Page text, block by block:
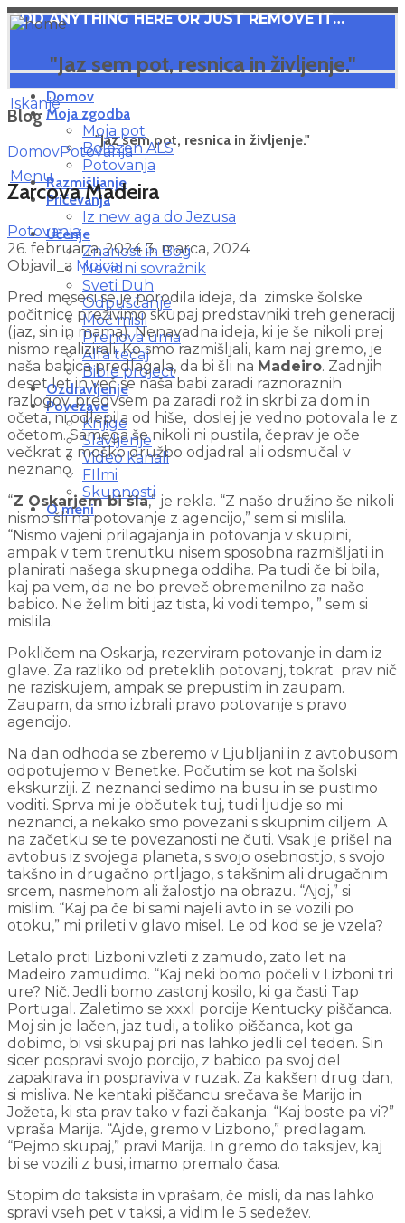
ADD ANYTHING HERE OR JUST REMOVE IT…
"Jaz sem pot, resnica in življenje."
Iskanje
"Jaz sem pot, resnica in življenje."
Menu
Domov
Moja zgodba
Moja pot
Bolezen ALS
Potovanja
Razmišljanje
Pričevanja
Iz new aga do Jezusa
Učenje
Znanost in Bog
Nevidni sovražnik
Sveti Duh
Odpuščanje
Moč misli
Prenova uma
Alfa tečaj
Bible project
Ozdravljenje
Povezave
Knjige
Slavljenje
Video kanali
FIlmi
Skupnosti
O meni
Blog
DomovPotovanja
Zarcova Madeira
Potovanja
26. februarja, 20243. marca, 2024
Objavil_a Mojca
Pred meseci se je porodila ideja, da zimske šolske
počitnice preživimo skupaj predstavniki treh generacij
(jaz, sin in mama). Nenavadna ideja, ki je še nikoli prej
nismo realizirali. Ko smo razmišljali, kam naj gremo, je
naša babica predlagala, da bi šli na Madeiro. Zadnjih
deset let in več se naša babi zaradi raznoraznih
razlogov, predvsem pa zaradi rož in skrbi za dom in
očeta, ni odlepila od hiše, doslej je vedno potovala le z
očetom. Samega še nikoli ni pustila, čeprav je oče
večkrat z moško družbo odjadral ali odsmučal v
neznano.
“Z Oskarjem bi šla,” je rekla. “Z našo družino še nikoli
nismo šli na potovanje z agencijo,” sem si mislila.
“Nismo vajeni prilagajanja in potovanja v skupini,
ampak v tem trenutku nisem sposobna razmišljati in
planirati našega skupnega oddiha. Pa tudi če bi bila,
kaj pa vem, da ne bo preveč obremenilno za našo
babico. Ne želim biti jaz tista, ki vodi tempo, ” sem si
mislila.
Pokličem na Oskarja, rezerviram potovanje in dam iz
glave. Za razliko od preteklih potovanj, tokrat prav nič
ne raziskujem, ampak se prepustim in zaupam.
Zaupam, da smo izbrali pravo potovanje s pravo
agencijo.
Na dan odhoda se zberemo v Ljubljani in z avtobusom
odpotujemo v Benetke. Počutim se kot na šolski
ekskurziji. Z neznanci sedimo na busu in se pustimo
voditi. Sprva mi je občutek tuj, tudi ljudje so mi
neznanci, a nekako smo povezani s skupnim ciljem. A
na začetku se te povezanosti ne čuti. Vsak je prišel na
avtobus iz svojega planeta, s svojo osebnostjo, s svojo
takšno in drugačno prtljago, s takšnim ali drugačnim
srcem, nasmehom ali žalostjo na obrazu. “Ajoj,” si
mislim. “Kaj pa če bi sami najeli avto in se vozili po
otoku,” mi prileti v glavo misel. Le od kod se je vzela?
Letalo proti Lizboni vzleti z zamudo, zato let na
Madeiro zamudimo. “Kaj neki bomo počeli v Lizboni tri
ure? Nič. Jedli bomo zastonj kosilo, ki ga časti Tap
Portugal. Zaletimo se xxxl porcije Kentucky piščanca.
Moj sin je lačen, jaz tudi, a toliko piščanca, kot ga
dobimo, bi vsi skupaj pri nas lahko jedli cel teden. Sin
sicer pospravi svojo porcijo, z babico pa svoj del
zapakirava in pospraviva v ruzak. Za kakšen drug dan,
si misliva. Ne kentaki piščancu srečava še Marijo in
Jožeta, ki sta prav tako v fazi čakanja. “Kaj boste pa vi?”
vpraša Marija. “Ajde, gremo v Lizbono,” predlagam.
“Pejmo skupaj,” pravi Marija. In gremo do taksijev, kaj
bi se vozili z busi, imamo premalo časa.
Stopim do taksista in vprašam, če misli, da nas lahko
spravi vseh pet v taksi, a vidim le 5 sedežev.